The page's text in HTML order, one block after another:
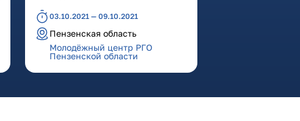
03.10.2021 — 09.10.2021
Пензенская область
Молодёжный центр РГО
Пензенской области